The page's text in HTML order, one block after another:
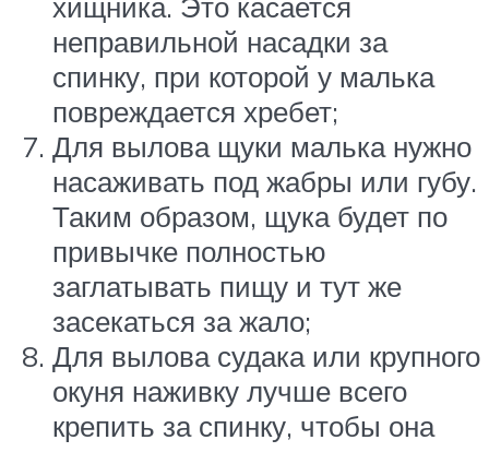
неправильной насадки за
спинку, при которой у малька
повреждается хребет;
Для вылова щуки малька нужно
насаживать под жабры или губу.
Таким образом, щука будет по
привычке полностью
заглатывать пищу и тут же
засекаться за жало;
Для вылова судака или крупного
окуня наживку лучше всего
крепить за спинку, чтобы она